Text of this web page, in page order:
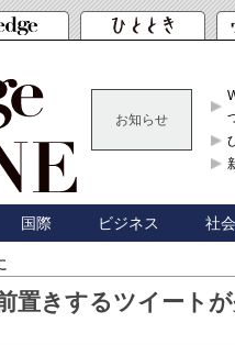
お知らせ
国際 ビジネス 社会
置きするツイート